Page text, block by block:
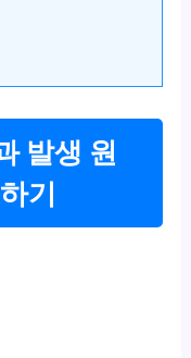
발생 원
기